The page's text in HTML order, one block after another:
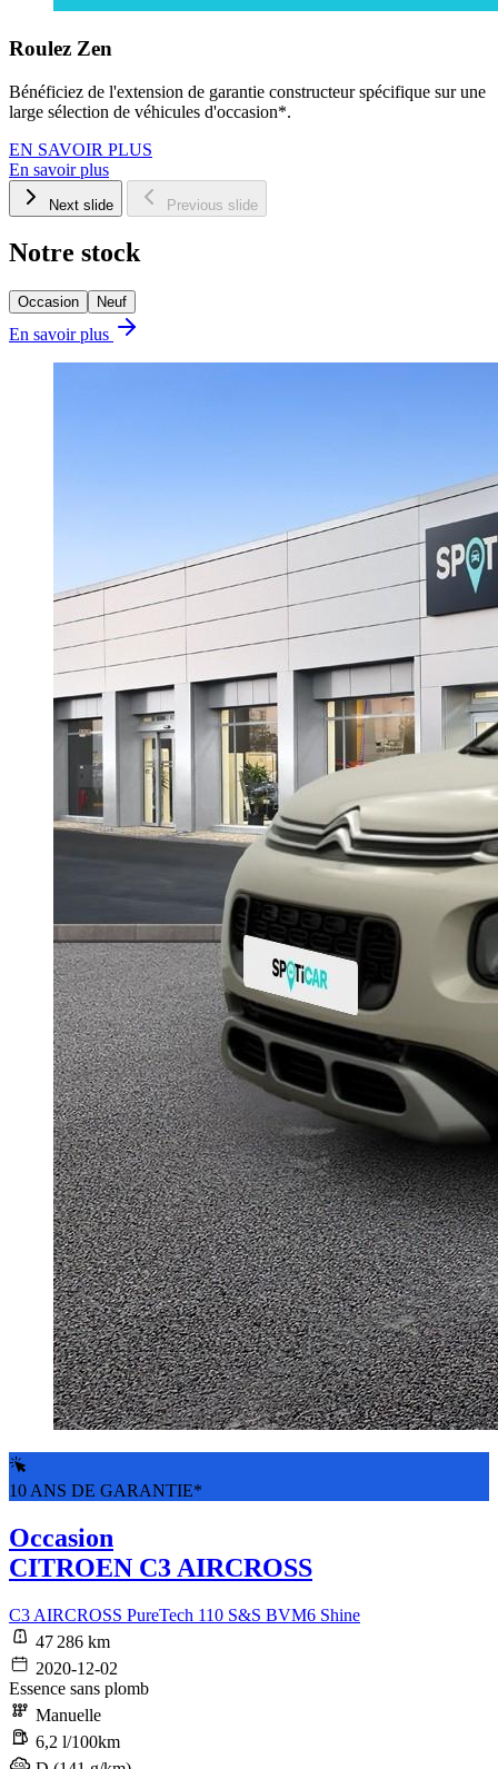
Roulez Zen
Bénéficiez de l'extension de garantie constructeur spécifique sur une
large sélection de véhicules d'occasion*.
EN SAVOIR PLUS
En savoir plus
Next slide Previous slide
Notre stock
Occasion Neuf
En savoir plus
10 ANS DE GARANTIE*
Occasion
CITROEN C3 AIRCROSS
C3 AIRCROSS PureTech 110 S&S BVM6 Shine
47 286 km
2020-12-02
Essence sans plomb
Manuelle
6,2 l/100km